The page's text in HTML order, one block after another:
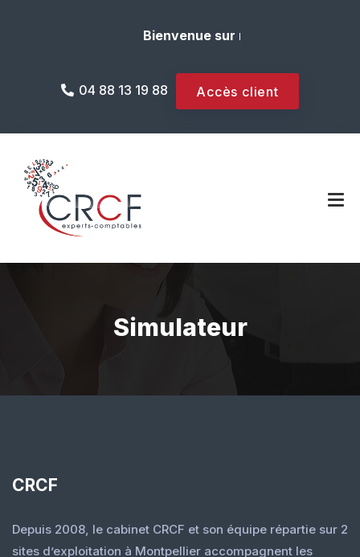
Bienvenue sur notre site internet
04 88 13 19 88 Accès client
Simulateur
CRCF
Depuis 2008, le cabinet CRCF et son équipe répartie sur 2
sites d’exploitation à Montpellier accompagnent les